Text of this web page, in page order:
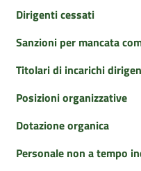
Dirigenti cessati
Sanzioni per mancata
Titolari di incarichi
Posizioni organizzative
Dotazione organica
Personale non a tempo